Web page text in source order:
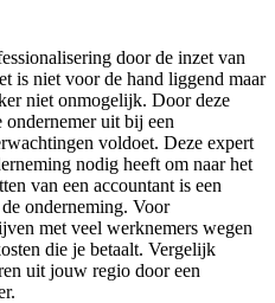
door de inzet van
is niet voor de hand liggend maar
niet onmogelijk. Door deze
ondernemer uit bij een
voldoet. Deze expert
nodig heeft om naar het
van een accountant is een
onderneming. Voor
met veel werknemers wegen
die je betaalt. Vergelijk
uit jouw regio door een